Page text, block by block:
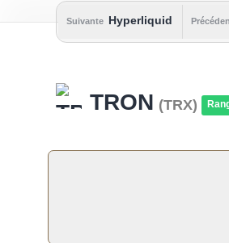
Suivante Hyperliquid
TRON (TRX)